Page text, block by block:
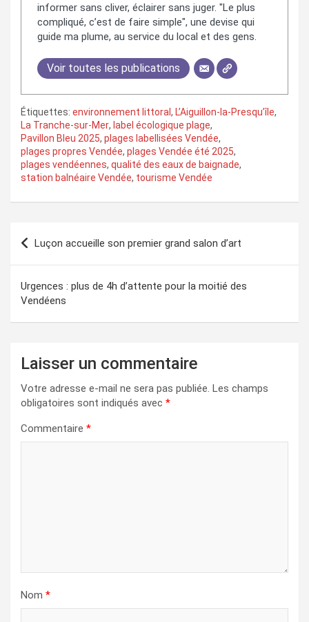
informer sans cliver, éclairer sans juger. "Le plus
compliqué, c’est de faire simple", une devise qui
guide ma plume, au service du local et des gens.
Voir toutes les publications
Étiquettes: environnement littoral , L’Aiguillon-la-Presqu’île,
La Tranche-sur-Mer, label écologique plage,
Pavillon Bleu 2025, plages labellisées Vendée,
plages propres Vendée, plages Vendée été 2025,
plages vendéennes, qualité des eaux de baignade,
station balnéaire Vendée, tourisme Vendée
Navigation
de
l’article
Luçon accueille son premier grand salon d’art
Urgences : plus de 4h d’attente pour la moitié des
Vendéens
Laisser un commentaire
Votre adresse e-mail ne sera pas publiée. Les champs
obligatoires sont indiqués avec *
Commentaire *
Nom *